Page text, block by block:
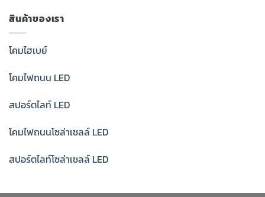
สินค้าของเรา
โคมไฮเบย์
โคมไฟถนน LED
สปอร์ตไลท์ LED
โคมไฟถนนโซล่าเซลล์ LED
สปอร์ตไลท์โซล่าเซลล์ LED